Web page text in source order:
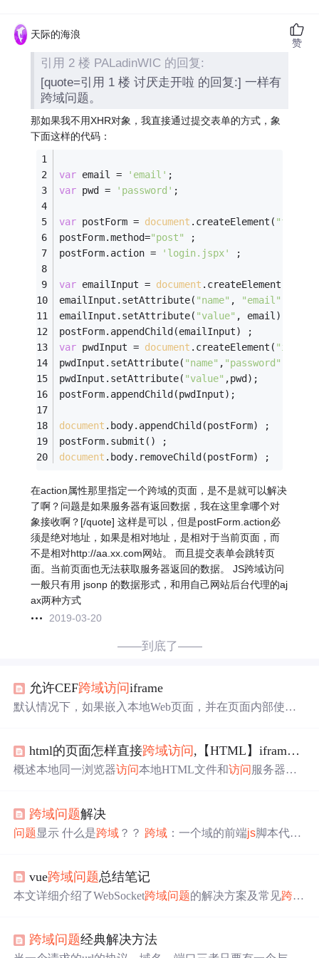
天际的海浪
引用 2 楼 PALadinWIC 的回复:
[quote=引用 1 楼 讨厌走开啦 的回复:] 一样有
跨域问题。
那如果我不用XHR对象，我直接通过提交表单的方式，象
下面这样的代码：
var email = 'email' ;
var pwd = 'password' ;
var postForm = document .createElement( "form"
postForm.method="post"
;
postForm.action =
'login.jspx' ;
var emailInput = document .createElement(
emailInput.setAttribute( "name" , "email"
emailInput.setAttribute( "value" , email);
postForm.appendChild(emailInput) ;
var pwdInput = document .createElement( "input"
pwdInput.setAttribute( "name" , "password"
pwdInput.setAttribute( "value" ,pwd);
postForm.appendChild(pwdInput);
document .body.appendChild(postForm) ;
postForm.submit() ;
document .body.removeChild(postForm) ;
在action属性那里指定一个跨域的页面，是不是就可以解决
了啊？问题是如果服务器有返回数据，我在这里拿哪个对
象接收啊？[/quote] 这样是可以，但是postForm.action必
须是绝对地址，如果是相对地址，是相对于当前页面，而
不是相对http://aa.xx.com网站。 而且提交表单会跳转页
面。当前页面也无法获取服务器返回的数据。 JS跨域访问
一般只有用 jsonp 的数据形式，和用自己网站后台代理的aj
ax两种方式
2019-03-20
赞
——到底了——
允许CEF跨域访问iframe
默认情况下，如果嵌入本地Web页面，并在页面内部使用if
n被调用，如果搞个控制台窗口来输出异常消息，或者将消
息打印到日志中，会是这样： Unsafe JavaScript attempt to a
html的页面怎样直接跨域访问 ,【HTML】iframe 跨域
概述本地同一浏览器访问本地HTML文件和访问 服务器端
(64-bit)OS:Win8.1Chrome
果Chrome 访问 本地HTML文件呈现的结果本地访问的HTM
跨域问题解决
问题 显示 什么是跨域 ？？ 跨域 ：一个域的前端js脚本代
Origin' header is present on the requested resource. Origin 'http://
localhost:11000' is ...
vue跨域问题总结笔记
本文详细介绍了WebSocket跨域问题的解决方案及常见跨域
跨域解决方案：VueCLI代理、
配置；3）Java后端通过@CrossOrigin注解解决跨域；4）深
跨域问题经典解决方法